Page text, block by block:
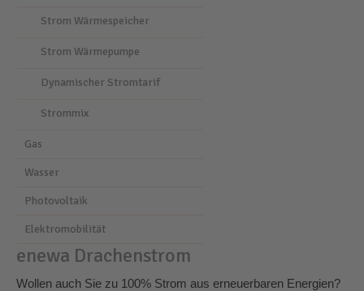
Strom Wärmespeicher
Strom Wärmepumpe
Dynamischer Stromtarif
Strommix
Gas
Wasser
Photovoltaik
Elektromobilität
enewa Drachenstrom
Wollen auch Sie zu 100% Strom aus erneuerbaren Energien?